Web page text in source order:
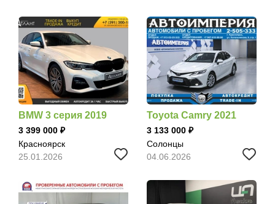
BMW 3 серия 2019
3 399 000
Красноярск
25.01.2026
Toyota Camry 2021
3 133 000
Солонцы
04.06.2026